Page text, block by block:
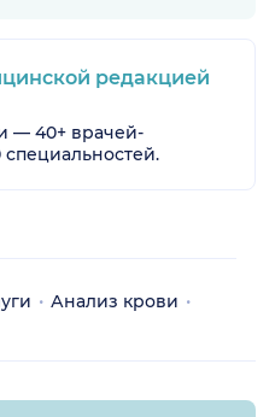
редакцией
— 40+ врачей-
специальностей.
Анализ крови